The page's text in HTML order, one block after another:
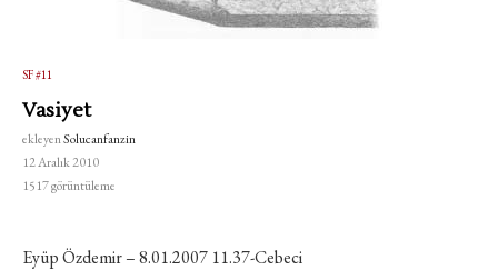
SF #11
Vasiyet
ekleyenSolucanfanzin
12 Aralık 2010
1517görüntüleme
Eyüp Özdemir – 8.01.2007 11.37-Cebeci